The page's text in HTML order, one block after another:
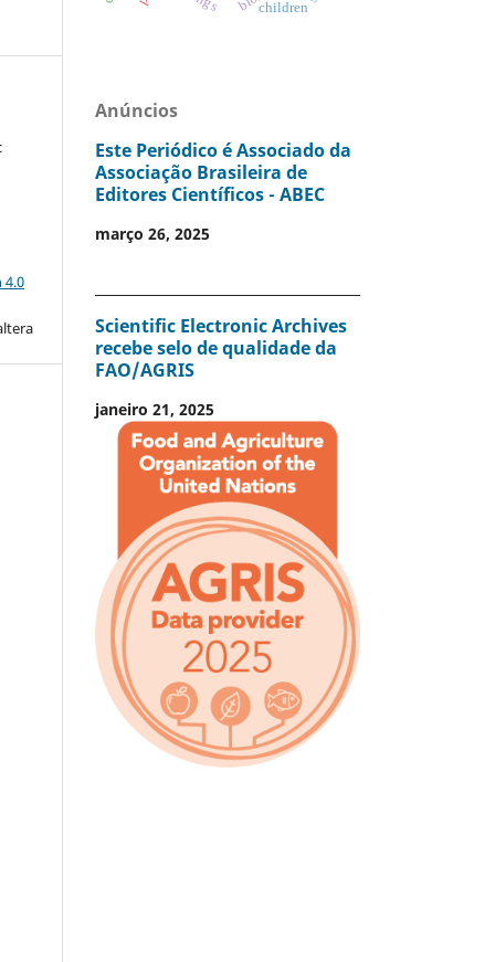
4.0
children
Anúncios
Este Periódico é Associado da
Associação Brasileira de
Editores Científicos - ABEC
março 26, 2025
Scientific Electronic Archives
recebe selo de qualidade da
FAO/AGRIS
janeiro 21, 2025